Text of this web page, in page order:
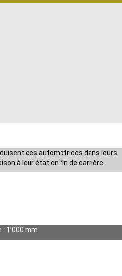
ces automotrices dans leurs
à leur état en fin de carrière.
1’000 mm